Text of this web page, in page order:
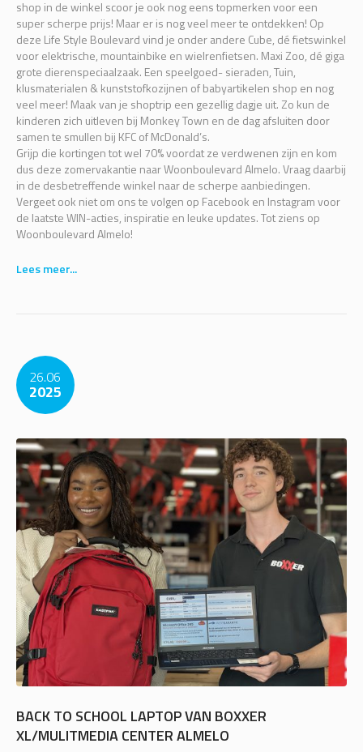
shop in de winkel scoor je ook nog eens topmerken voor een
super scherpe prijs! Maar er is nog veel meer te ontdekken! Op
deze Life Style Boulevard vind je onder andere Cube, dé fietswinkel
voor elektrische, mountainbike en wielrenfietsen. Maxi Zoo, dé giga
grote dierenspeciaalzaak. Een speelgoed- sieraden, Tuin,
klusmaterialen & kunststofkozijnen of babyartikelen shop en nog
veel meer! Maak van je shoptrip een gezellig dagje uit. Zo kun de
kinderen zich uitleven bij Monkey Town en de dag afsluiten door
samen te smullen bij KFC of McDonald’s.
Grijp die kortingen tot wel 70% voordat ze verdwenen zijn en kom
dus deze zomervakantie naar Woonboulevard Almelo. Vraag daarbij
in de desbetreffende winkel naar de scherpe aanbiedingen.
Vergeet ook niet om ons te volgen op Facebook en Instagram voor
de laatste WIN-acties, inspiratie en leuke updates. Tot ziens op
Woonboulevard Almelo!
Lees meer...
26.06
2025
BACK TO SCHOOL LAPTOP VAN BOXXER
XL/MULITMEDIA CENTER ALMELO